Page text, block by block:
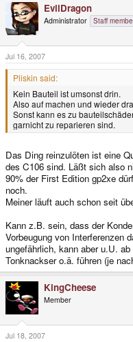
EvilDragon
Administrator Staff
Jul 16, 2007
Pliskin said:
Kein Bauteil ist umsonst drin.
Also auf machen und wieder
Sonst kann es zu
garnicht zu reparieren sind.
Das Ding reinzulöten ist eine
des C106 sind. Läßt sich also
90% der First Edition gp2xe
noch.
Meiner läuft auch schon seit
Kann z.B. sein, dass der
Vorbeugung von Interferenzen
ungefährlich, kann aber u.U.
Tonknackser o.ä. führen (je
KingCheese
Member
Jul 18, 2007